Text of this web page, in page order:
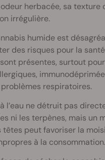
herbacée, sa texture
irrégulière.
humide est
des risques pour la
présentes, surtout
respiratoires.
l’eau ne détruit pas
ni les terpènes, mais un
têtes peut favoriser la
à la consommation.